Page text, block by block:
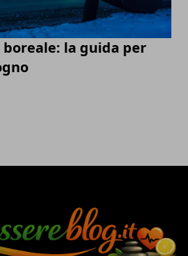
la guida per